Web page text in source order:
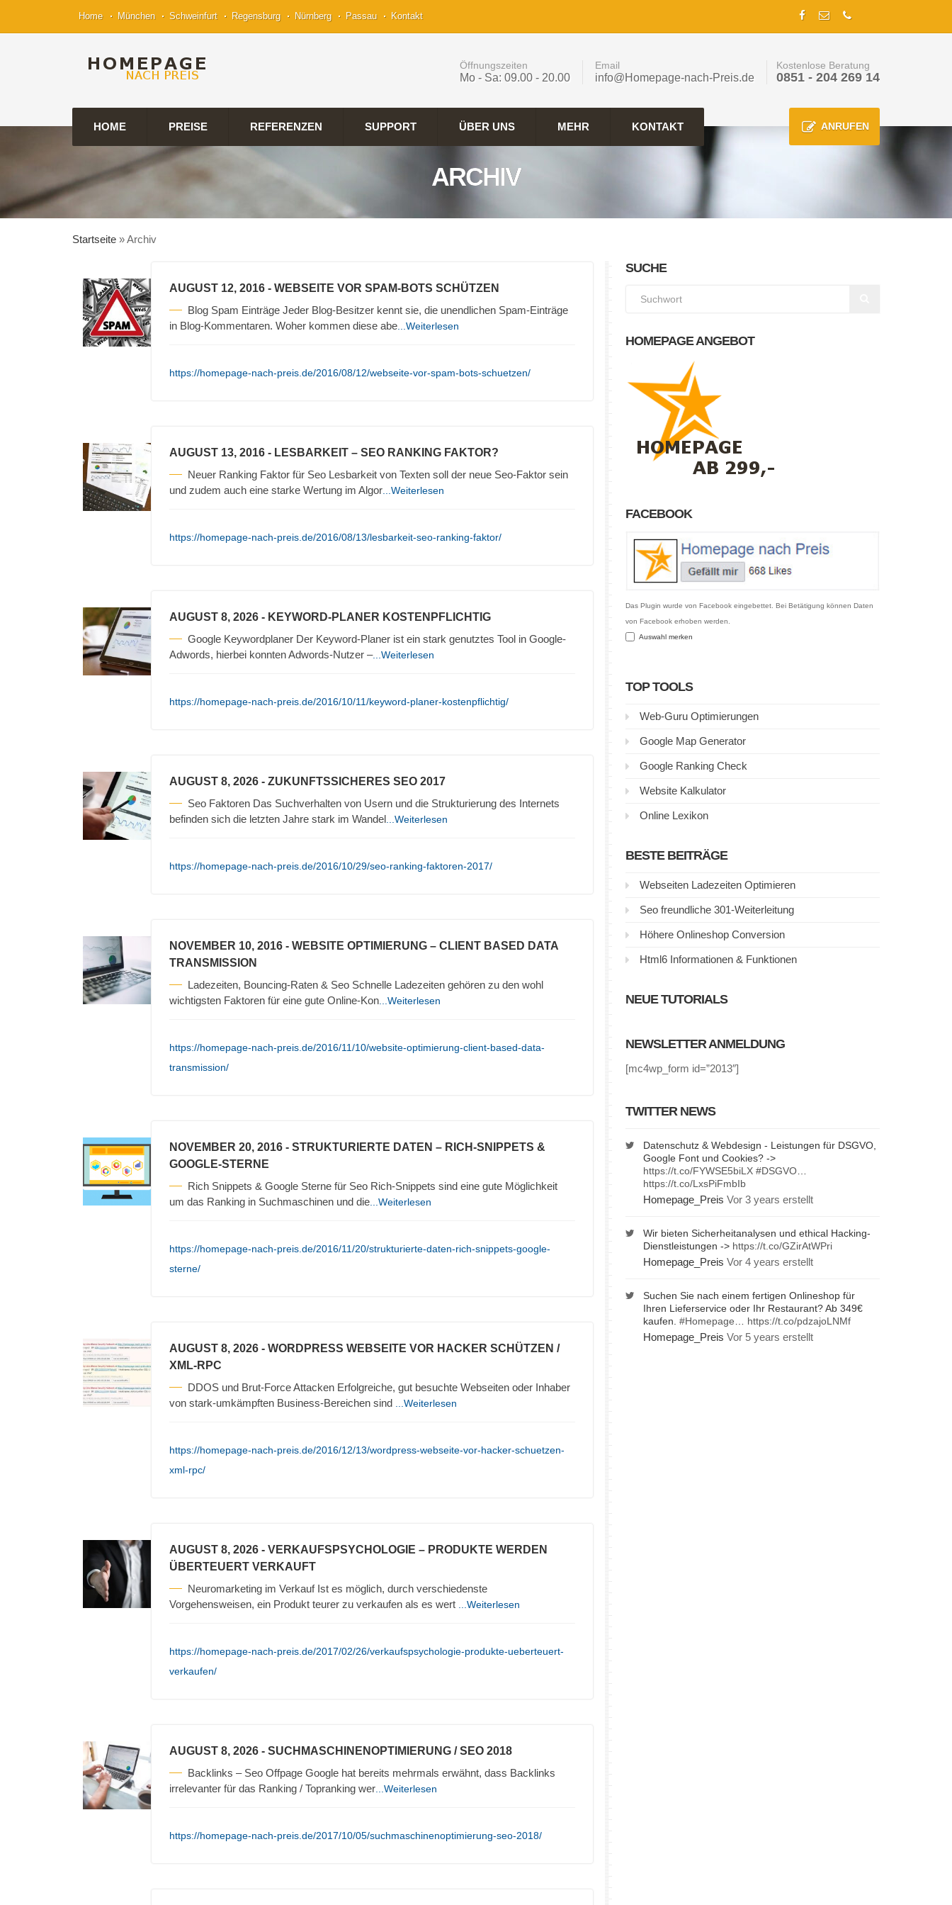
Home München Schweinfurt Regensburg Nürnberg Passau Kontakt
Öffnungszeiten
Mo - Sa: 09.00 - 20.00
Email
info@Homepage-nach-Preis.de
Kostenlose Beratung
0851 - 204 269 14
HOME PREISE REFERENZEN SUPPORT ÜBER UNS MEHR KONTAKT ANRUFEN
ARCHIV
Startseite »Archiv
AUGUST 12, 2016 - WEBSEITE VOR SPAM-BOTS SCHÜTZEN
Blog Spam Einträge Jeder Blog-Besitzer kennt sie, die unendlichen Spam-Einträge
in Blog-Kommentaren. Woher kommen diese abe ...Weiterlesen
https://homepage-nach-preis.de/2016/08/12/webseite-vor-spam-bots-schuetzen/
AUGUST 13, 2016 - LESBARKEIT – SEO RANKING FAKTOR?
Neuer Ranking Faktor für Seo Lesbarkeit von Texten soll der neue Seo-Faktor sein
und zudem auch eine starke Wertung im Algor ...Weiterlesen
https://homepage-nach-preis.de/2016/08/13/lesbarkeit-seo-ranking-faktor/
AUGUST 8, 2026 - KEYWORD-PLANER KOSTENPFLICHTIG
Google Keywordplaner Der Keyword-Planer ist ein stark genutztes Tool in Google-
Adwords, hierbei konnten Adwords-Nutzer –...Weiterlesen
https://homepage-nach-preis.de/2016/10/11/keyword-planer-kostenpflichtig/
AUGUST 8, 2026 - ZUKUNFTSSICHERES SEO 2017
Seo Faktoren Das Suchverhalten von Usern und die Strukturierung des Internets
befinden sich die letzten Jahre stark im Wandel ...Weiterlesen
https://homepage-nach-preis.de/2016/10/29/seo-ranking-faktoren-2017/
NOVEMBER 10, 2016 - WEBSITE OPTIMIERUNG – CLIENT BASED DATA
TRANSMISSION
Ladezeiten, Bouncing-Raten & Seo Schnelle Ladezeiten gehören zu den wohl
wichtigsten Faktoren für eine gute Online-Kon ...Weiterlesen
https://homepage-nach-preis.de/2016/11/10/website-optimierung-client-based-data-
transmission/
NOVEMBER 20, 2016 - STRUKTURIERTE DATEN – RICH-SNIPPETS &
GOOGLE-STERNE
Rich Snippets & Google Sterne für Seo Rich-Snippets sind eine gute Möglichkeit
um das Ranking in Suchmaschinen und die ...Weiterlesen
https://homepage-nach-preis.de/2016/11/20/strukturierte-daten-rich-snippets-google-
sterne/
AUGUST 8, 2026 - WORDPRESS WEBSEITE VOR HACKER SCHÜTZEN /
XML-RPC
DDOS und Brut-Force Attacken Erfolgreiche, gut besuchte Webseiten oder Inhaber
von stark-umkämpften Business-Bereichen sind
...Weiterlesen
https://homepage-nach-preis.de/2016/12/13/wordpress-webseite-vor-hacker-schuetzen-
xml-rpc/
AUGUST 8, 2026 - VERKAUFSPSYCHOLOGIE – PRODUKTE WERDEN
ÜBERTEUERT VERKAUFT
Neuromarketing im Verkauf Ist es möglich, durch verschiedenste
Vorgehensweisen, ein Produkt teurer zu verkaufen als es wert
...Weiterlesen
https://homepage-nach-preis.de/2017/02/26/verkaufspsychologie-produkte-ueberteuert-
verkaufen/
AUGUST 8, 2026 - SUCHMASCHINENOPTIMIERUNG / SEO 2018
Backlinks – Seo Offpage Google hat bereits mehrmals erwähnt, dass Backlinks
irrelevanter für das Ranking / Topranking wer ...Weiterlesen
https://homepage-nach-preis.de/2017/10/05/suchmaschinenoptimierung-seo-2018/
SUCHE
HOMEPAGE ANGEBOT
FACEBOOK
Das Plugin wurde von Facebook eingebettet. Bei Betätigung können Daten
von Facebook erhoben werden.
Auswahl merken
TOP TOOLS
Web-Guru Optimierungen
Google Map Generator
Google Ranking Check
Website Kalkulator
Online Lexikon
BESTE BEITRÄGE
Webseiten Ladezeiten Optimieren
Seo freundliche 301-Weiterleitung
Höhere Onlineshop Conversion
Html6 Informationen & Funktionen
NEUE TUTORIALS
NEWSLETTER ANMELDUNG
[mc4wp_form id=”2013″]
TWITTER NEWS
Datenschutz & Webdesign - Leistungen für DSGVO,
Google Font und Cookies? ->
https://t.co/FYWSE5biLX #DSGVO…
https://t.co/LxsPiFmbIb
Homepage_Preis Vor 3 years erstellt
Wir bieten Sicherheitanalysen und ethical Hacking-
Dienstleistungen -> https://t.co/GZirAtWPri
Homepage_Preis Vor 4 years erstellt
Suchen Sie nach einem fertigen Onlineshop für
Ihren Lieferservice oder Ihr Restaurant? Ab 349€
kaufen. #Homepage https://t.co/pdzajoLNMf
Homepage_Preis Vor 5 years erstellt